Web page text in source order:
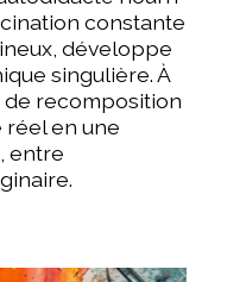
constante
développe
singulière. À
de recomposition
réel en une
entre